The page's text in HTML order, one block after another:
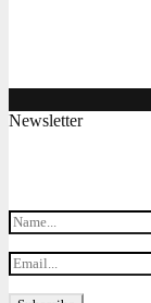
Newsletter